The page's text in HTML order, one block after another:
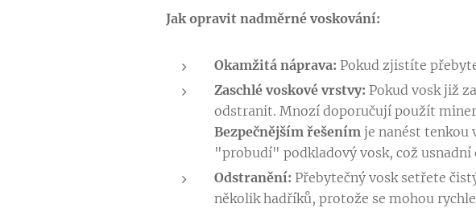
Jak opravit nadměrné voskování:
Okamžitá náprava: Pokud zjistíte
Zaschlé voskové vrstvy: Pokud vosk již
odstranit. Mnozí doporučují použít
Bezpečnějším řešenímje nanést tenkou
"probudí" podkladový vosk, což
Odstranění: Přebytečný vosk setřete
několik hadříků, protože se mohou